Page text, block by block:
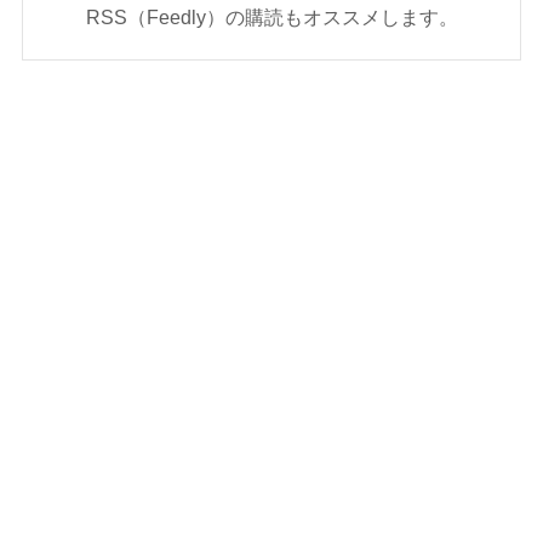
RSS（Feedly）の購読もオススメします。